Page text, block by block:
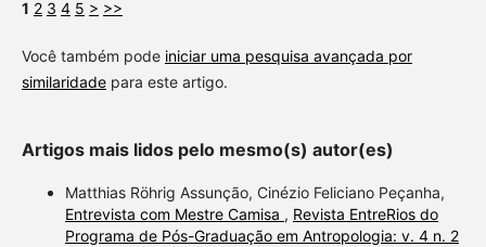
1 2 3 4 5 > >>
Você também pode iniciar uma pesquisa avançada por
similaridadepara este artigo.
Artigos mais lidos pelo mesmo(s) autor(es)
Matthias Röhrig Assunção, Cinézio Feliciano Peçanha,
Entrevista com Mestre Camisa , Revista EntreRios do
Programa de Pós-Graduação em Antropologia: v. 4 n. 2